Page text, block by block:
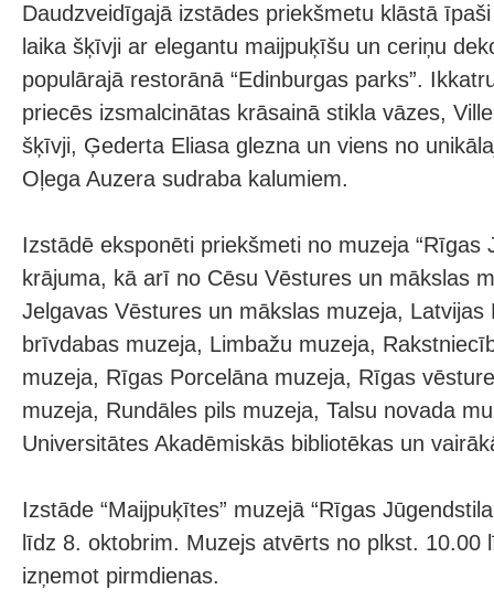
Daudzveidīgajā izstādes priekšmetu klāstā
laika šķīvji ar elegantu maijpuķīšu un ceriņu
populārajā restorānā “Edinburgas parks”.
priecēs izsmalcinātas krāsainā stikla vāzes,
šķīvji, Ģederta Eliasa glezna un viens no
Oļega Auzera sudraba kalumiem.
Izstādē eksponēti priekšmeti no muzeja “Rīgas
krājuma, kā arī no Cēsu Vēstures un mākslas
Jelgavas Vēstures un mākslas muzeja, Latvijas
brīvdabas muzeja, Limbažu muzeja,
muzeja, Rīgas Porcelāna muzeja, Rīgas
muzeja, Rundāles pils muzeja, Talsu novada
Universitātes Akadēmiskās bibliotēkas un
Izstāde “Maijpuķītes” muzejā “Rīgas
līdz 8. oktobrim. Muzejs atvērts no plkst. 10.00
izņemot pirmdienas.